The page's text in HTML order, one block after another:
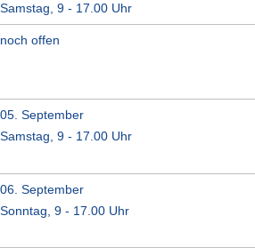
Samstag, 9 - 17.00 Uhr
noch offen
05. September
Samstag, 9 - 17.00 Uhr
06. September
Sonntag, 9 - 17.00 Uhr